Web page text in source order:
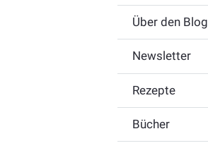
Über den Blog
Newsletter
Rezepte
Bücher